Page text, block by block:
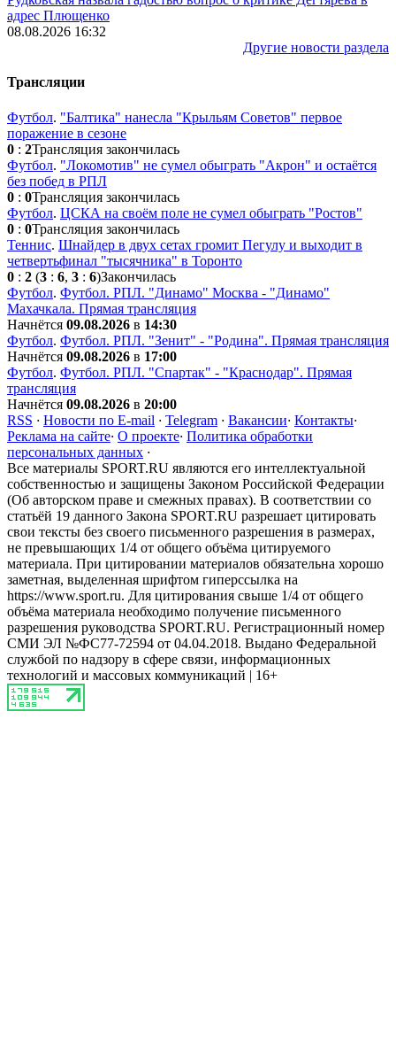
адрес Плющенко
08.08.2026 16:32
Другие новости раздела
Трансляции
Футбол. "Балтика" нанесла "Крыльям Советов" первое
поражение в сезоне
0 : 2Трансляция закончилась
Футбол. "Локомотив" не сумел обыграть "Акрон" и остаётся
без побед в РПЛ
0 : 0Трансляция закончилась
Футбол. ЦСКА на своём поле не сумел обыграть "Ростов"
0 : 0Трансляция закончилась
Теннис. Шнайдер в двух сетах громит Пегулу и выходит в
четвертьфинал "тысячника" в Торонто
0 : 2 (3 : 6, 3 : 6)Закончилась
Футбол. Футбол. РПЛ. "Динамо" Москва - "Динамо"
Махачкала. Прямая трансляция
Начнётся 09.08.2026 в 14:30
Футбол. Футбол. РПЛ. "Зенит" - "Родина". Прямая трансляция
Начнётся 09.08.2026 в 17:00
Футбол. Футбол. РПЛ. "Спартак" - "Краснодар". Прямая
трансляция
Начнётся 09.08.2026 в 20:00
RSS · Новости по E-mail · Telegram · Вакансии· Контакты·
Реклама на сайте· О проекте· Политика обработки
персональных данных ·
Все материалы SPORT.RU являются его интеллектуальной
собственностью и защищены Законом Российской Федерации
(Об авторском праве и смежных правах). В соответствии со
статьёй 19 данного Закона SPORT.RU разрешает цитировать
свои тексты без своего письменного разрешения в размерах,
не превышающих 1/4 от общего объёма цитируемого
материала. При цитировании материалов обязательна хорошо
заметная, выделенная шрифтом гиперссылка на
https://www.sport.ru. Для цитирования свыше 1/4 от общего
объёма материала необходимо получение письменного
разрешения руководства SPORT.RU. Регистрационный номер
СМИ ЭЛ №ФС77-72594 от 04.04.2018. Выдано Федеральной
службой по надзору в сфере связи, информационных
технологий и массовых коммуникаций | 16+